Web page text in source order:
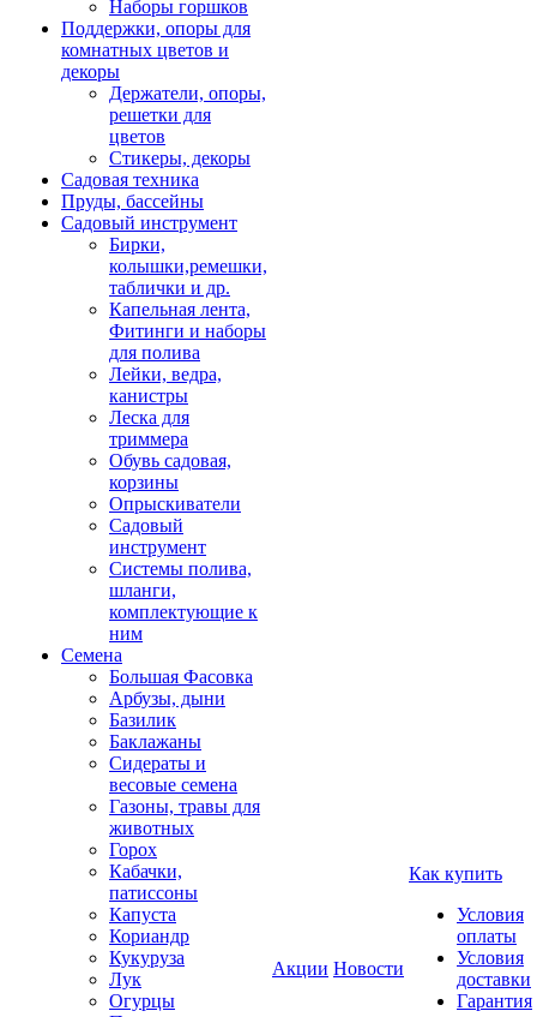
Наборы горшков
Поддержки, опоры для
комнатных цветов и
декоры
Держатели, опоры,
решетки для
цветов
Стикеры, декоры
Садовая техника
Пруды, бассейны
Садовый инструмент
Бирки,
колышки,ремешки,
таблички и др.
Капельная лента,
Фитинги и наборы
для полива
Лейки, ведра,
канистры
Леска для
триммера
Обувь садовая,
корзины
Опрыскиватели
Садовый
инструмент
Системы полива,
шланги,
комплектующие к
ним
Семена
Большая Фасовка
Арбузы, дыни
Базилик
Баклажаны
Сидераты и
весовые семена
Газоны, травы для
животных
Горох
Кабачки,
патиссоны
Капуста
Кориандр
Кукуруза
Лук
Огурцы
Акции Новости
Как купить
Условия
оплаты
Условия
доставки
Гарантия